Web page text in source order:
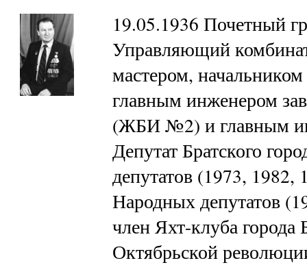
19.05.1936 Почетный
Управляющий
мастером,
главным инженером
(ЖБИ №2) и главным
Депутат Братского
депутатов (1973, 1982,
Народных депутатов
член Яхт-клуба города
Октябрьской